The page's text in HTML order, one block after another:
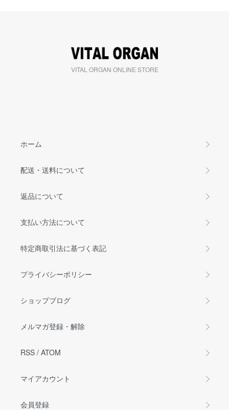
VITAL ORGAN ONLINE STORE
ホーム
配送・送料について
返品について
支払い方法について
特定商取引法に基づく表記
プライバシーポリシー
ショップブログ
メルマガ登録・解除
RSS / ATOM
マイアカウント
会員登録